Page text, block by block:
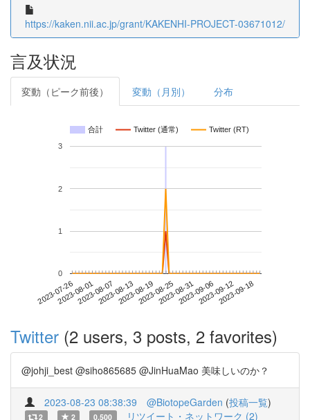
https://kaken.nii.ac.jp/grant/KAKENHI-PROJECT-03671012/
言及状況
変動（ピーク前後） 変動（月別） 分布
合計 Twitter (通常) Twitter (RT)
2023-07-262023-08-012023-08-072023-08-132023-08-192023-08-252023-08-312023-09-062023-09-122023-09-18
0
1
2
3
Twitter (2 users, 3 posts, 2 favorites)
@johji_best @siho865685 @JinHuaMao 美味しいのか？
2023-08-23 08:38:39 @BiotopeGarden (投稿一覧)
2 2 0.500 リツイート・ネットワーク (2)